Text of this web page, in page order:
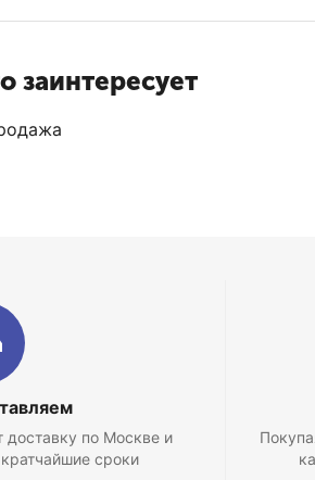
заинтересует
доставку по Москве и
сроки